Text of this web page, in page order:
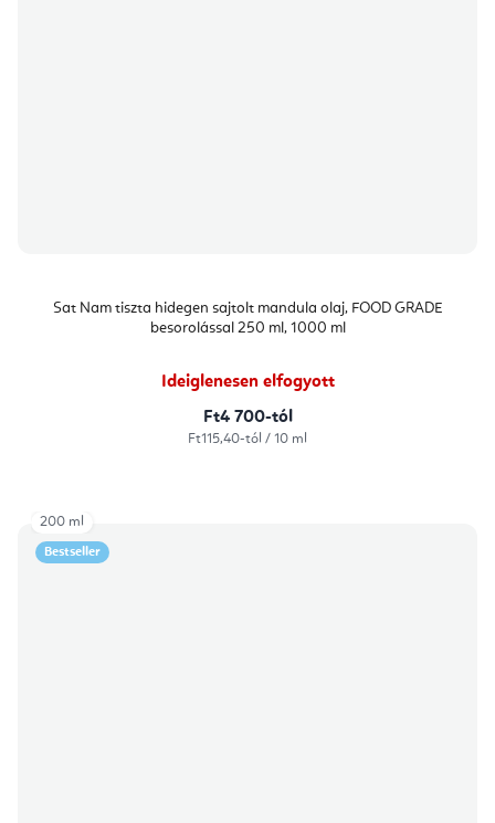
Sat Nam tiszta hidegen sajtolt mandula olaj, FOOD GRADE
besorolással 250 ml, 1000 ml
Ideiglenesen elfogyott
Ft4 700-tól
Egységár:
Ft115,40-tól / 10 ml
Bestseller
200 ml